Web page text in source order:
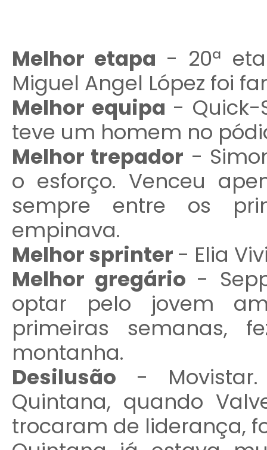
Melhor etapa - 20ª
Miguel Angel López foi
Melhor equipa - Quick-
teve um homem no
Melhor trepador -
o esforço. Venceu
sempre entre os
empinava.
Melhor sprinter - Elia
Melhor gregário -
optar pelo jovem
primeiras semanas,
montanha.
Desilusão - Movistar.
Quintana, quando
trocaram de liderança,